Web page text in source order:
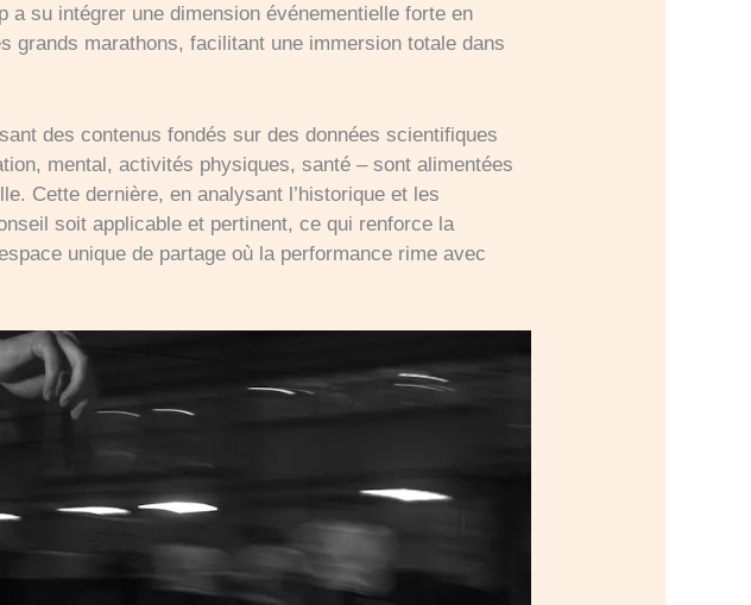
su intégrer une dimension événementielle forte en
grands marathons, facilitant une immersion totale dans
des contenus fondés sur des données scientifiques
mental, activités physiques, santé – sont alimentées
Cette dernière, en analysant l’historique et les
soit applicable et pertinent, ce qui renforce la
unique de partage où la performance rime avec